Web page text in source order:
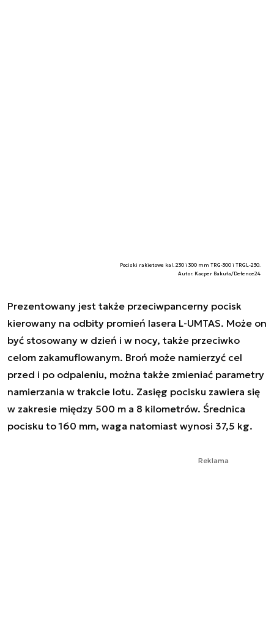
Pociski rakietowe kal. 230 i 300 mm TRG-300 i TRGL-230.
Autor. Kacper Bakuła/Defence24
Prezentowany jest także przeciwpancerny pocisk
kierowany na odbity promień lasera L-UMTAS. Może on
być stosowany w dzień i w nocy, także przeciwko
celom zakamuflowanym. Broń może namierzyć cel
przed i po odpaleniu, można także zmieniać parametry
namierzania w trakcie lotu. Zasięg pocisku zawiera się
w zakresie między 500 m a 8 kilometrów. Średnica
pocisku to 160 mm, waga natomiast wynosi 37,5 kg.
Reklama